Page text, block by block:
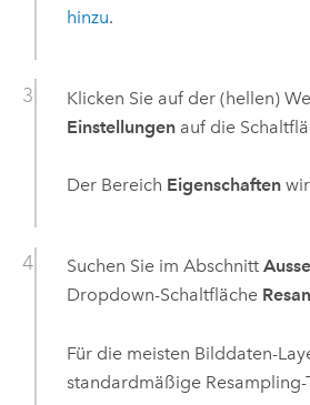
hinzu.
Klicken Sie auf der (hellen)
Einstellungenauf die
Der Bereich Eigenschaften
Suchen Sie im Abschnitt
Dropdown-Schaltfläche
Für die meisten Bilddaten-
standardmäßige Resampling-